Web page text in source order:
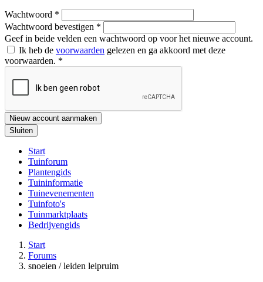
Wachtwoord *
Wachtwoord bevestigen *
Geef in beide velden een wachtwoord op voor het nieuwe account.
Ik heb de voorwaarden gelezen en ga akkoord met deze
voorwaarden. *
Nieuw account aanmaken
Sluiten
Start
Tuinforum
Plantengids
Tuininformatie
Tuinevenementen
Tuinfoto's
Tuinmarktplaats
Bedrijvengids
Start
Forums
snoeien / leiden leipruim